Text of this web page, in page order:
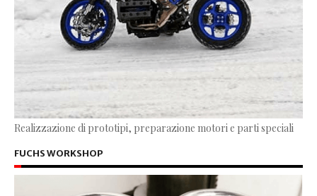
Realizzazione di prototipi, preparazione motori e parti speciali
FUCHS WORKSHOP